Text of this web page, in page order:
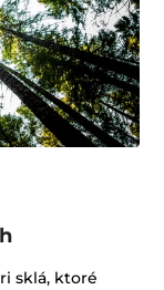
sklá, ktoré